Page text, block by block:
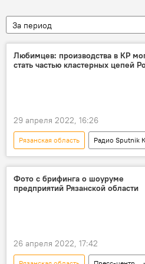
За период
Любимцев: производства в КР
стать частью кластерных цепей
29 апреля 2022, 16:26
Рязанская область
Радио Sputnik
Кыргызстан
Николай
Россия
экономика
предприятие
Фото с брифинга о шоуруме
предприятий Рязанской области
26 апреля 2022, 17:42